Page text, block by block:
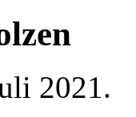
2021.